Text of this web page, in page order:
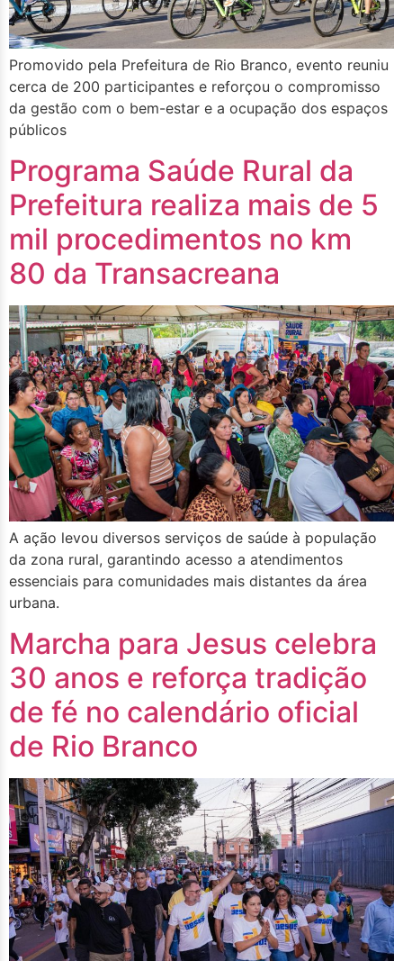
Promovido pela Prefeitura de Rio Branco, evento reuniu
cerca de 200 participantes e reforçou o compromisso
da gestão com o bem-estar e a ocupação dos espaços
públicos
Programa Saúde Rural da
Prefeitura realiza mais de 5
mil procedimentos no km
80 da Transacreana
A ação levou diversos serviços de saúde à população
da zona rural, garantindo acesso a atendimentos
essenciais para comunidades mais distantes da área
urbana.
Marcha para Jesus celebra
30 anos e reforça tradição
de fé no calendário oficial
de Rio Branco